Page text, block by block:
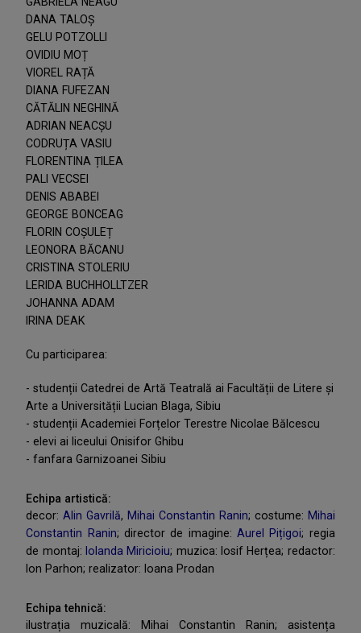
DANA TALOȘ
GELU POTZOLLI
OVIDIU MOȚ
VIOREL RAȚĂ
DIANA FUFEZAN
CĂTĂLIN NEGHINĂ
ADRIAN NEACȘU
CODRUȚA VASIU
FLORENTINA ȚILEA
PALI VECSEI
DENIS ABABEI
GEORGE BONCEAG
FLORIN COȘULEȚ
LEONORA BĂCANU
CRISTINA STOLERIU
LERIDA BUCHHOLLTZER
JOHANNA ADAM
IRINA DEAK
Cu participarea:
- studenții Catedrei de Artă Teatrală ai Facultății de Litere și
Arte a Universității Lucian Blaga, Sibiu
- studenții Academiei Forțelor Terestre Nicolae Bălcescu
- elevi ai liceului Onisifor Ghibu
- fanfara Garnizoanei Sibiu
Echipa artistică:
decor:Alin Gavrilă, Mihai Constantin Ranin; costume: Mihai
Constantin Ranin; director de imagine:Aurel Pițigoi; regia
de montaj: Iolanda Miricioiu; muzica: Iosif Herțea; redactor:
Ion Parhon; realizator: Ioana Prodan
Echipa tehnică:
ilustrația muzicală: Mihai Constantin Ranin; asistența